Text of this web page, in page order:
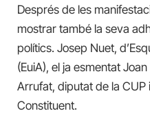
Després de les
mostrar també la seva
polítics. Josep Nuet,
(EuiA), el ja esmentat
Arrufat, diputat de la
Constituent.